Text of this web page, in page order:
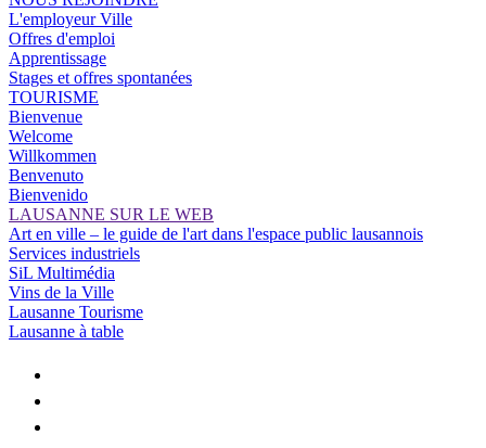
L'employeur Ville
Offres d'emploi
Apprentissage
Stages et offres spontanées
TOURISME
Bienvenue
Welcome
Willkommen
Benvenuto
Bienvenido
LAUSANNE SUR LE WEB
Art en ville – le guide de l'art dans l'espace public lausannois
Services industriels
SiL Multimédia
Vins de la Ville
Lausanne Tourisme
Lausanne à table